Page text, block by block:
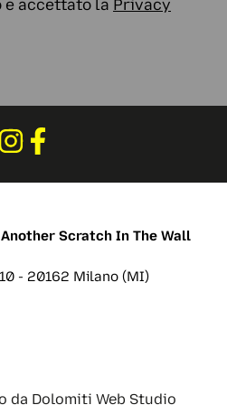
e accettato la Privacy
Another Scratch In The Wall
- 20162 Milano (MI)
da Dolomiti Web Studio